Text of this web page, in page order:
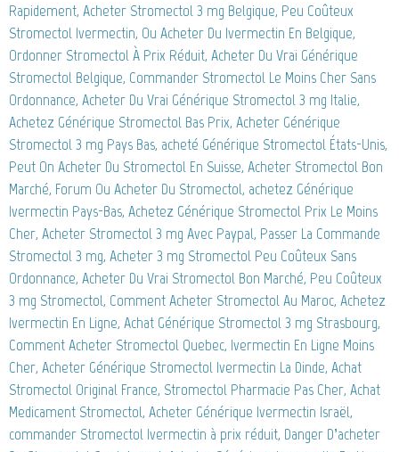
Rapidement, Acheter Stromectol 3 mg Belgique, Peu Coûteux
Stromectol Ivermectin, Ou Acheter Du Ivermectin En Belgique,
Ordonner Stromectol À Prix Réduit, Acheter Du Vrai Générique
Stromectol Belgique, Commander Stromectol Le Moins Cher Sans
Ordonnance, Acheter Du Vrai Générique Stromectol 3 mg Italie,
Achetez Générique Stromectol Bas Prix, Acheter Générique
Stromectol 3 mg Pays Bas, acheté Générique Stromectol États-Unis,
Peut On Acheter Du Stromectol En Suisse, Acheter Stromectol Bon
Marché, Forum Ou Acheter Du Stromectol, achetez Générique
Ivermectin Pays-Bas, Achetez Générique Stromectol Prix Le Moins
Cher, Acheter Stromectol 3 mg Avec Paypal, Passer La Commande
Stromectol 3 mg, Acheter 3 mg Stromectol Peu Coûteux Sans
Ordonnance, Acheter Du Vrai Stromectol Bon Marché, Peu Coûteux
3 mg Stromectol, Comment Acheter Stromectol Au Maroc, Achetez
Ivermectin En Ligne, Achat Générique Stromectol 3 mg Strasbourg,
Comment Acheter Stromectol Quebec, Ivermectin En Ligne Moins
Cher, Acheter Générique Stromectol Ivermectin La Dinde, Achat
Stromectol Original France, Stromectol Pharmacie Pas Cher, Achat
Medicament Stromectol, Acheter Générique Ivermectin Israël,
commander Stromectol Ivermectin à prix réduit, Danger D’acheter